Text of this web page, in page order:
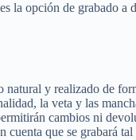
la opción de grabado a
y realizado de
la veta y las
cambios ni
que se grabará